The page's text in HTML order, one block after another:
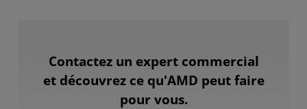
Contactez un expert commercial
et découvrez ce qu'AMD peut faire
pour vous.